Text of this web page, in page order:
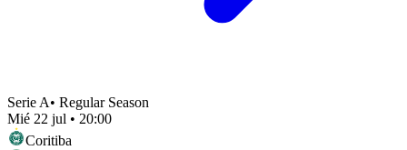
Serie A• Regular Season
Mié 22 jul • 20:00
Coritiba